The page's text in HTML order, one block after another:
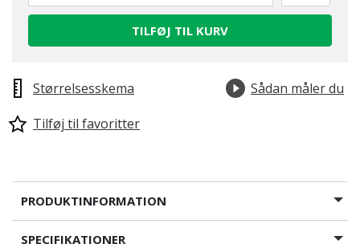
TILFØJ TIL KURV
Størrelsesskema
Sådan måler du
Tilføj til favoritter
PRODUKTINFORMATION
SPECIFIKATIONER